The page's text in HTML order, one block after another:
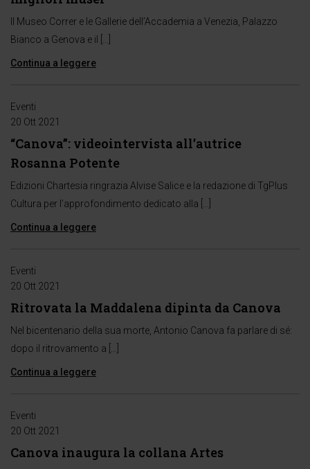
Il Museo Correr e le Gallerie dell’Accademia a Venezia, Palazzo
Bianco a Genova e il […]
Continua a leggere
Eventi
20 Ott 2021
“Canova”: videointervista all’autrice
Rosanna Potente
Edizioni Chartesia ringrazia Alvise Salice e la redazione di TgPlus
Cultura per l’approfondimento dedicato alla […]
Continua a leggere
Eventi
20 Ott 2021
Ritrovata la Maddalena dipinta da Canova
Nel bicentenario della sua morte, Antonio Canova fa parlare di sé:
dopo il ritrovamento a […]
Continua a leggere
Eventi
20 Ott 2021
Canova inaugura la collana Artes